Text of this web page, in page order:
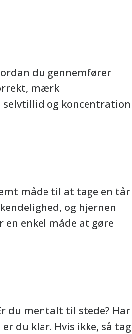
du gennemfører
mærk
selvtillid og koncentration
måde til at tage en tår
og hjernen
enkel måde at gøre
du mentalt til stede? Har
du klar. Hvis ikke, så tag